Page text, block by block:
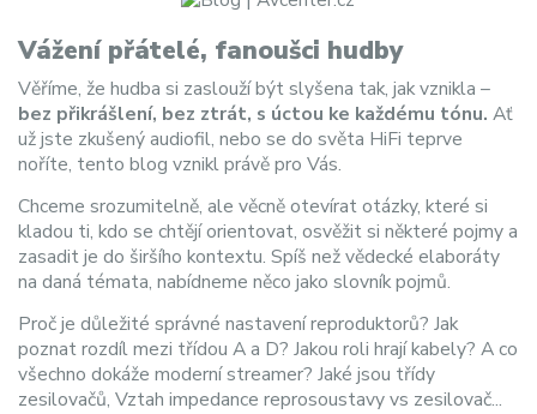
Vážení přátelé, fanoušci hudby
Věříme, že hudba si zaslouží být slyšena tak, jak vznikla –
bez přikrášlení, bez ztrát, s úctou ke každému tónu. Ať
už jste zkušený audiofil, nebo se do světa HiFi teprve
noříte, tento blog vznikl právě pro Vás.
Chceme srozumitelně, ale věcně otevírat otázky, které si
kladou ti, kdo se chtějí orientovat, osvěžit si některé pojmy a
zasadit je do širšího kontextu. Spíš než vědecké elaboráty
na daná témata, nabídneme něco jako slovník pojmů.
Proč je důležité správné nastavení reproduktorů? Jak
poznat rozdíl mezi třídou A a D? Jakou roli hrají kabely? A co
všechno dokáže moderní streamer? Jaké jsou třídy
zesilovačů, Vztah impedance reprosoustavy vs zesilovač...